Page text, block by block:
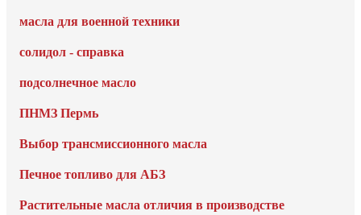
масла для военной техники
солидол - справка
подсолнечное масло
ПНМЗ Пермь
Выбор трансмиссионного масла
Печное топливо для АБЗ
Растительные масла отличия в производстве